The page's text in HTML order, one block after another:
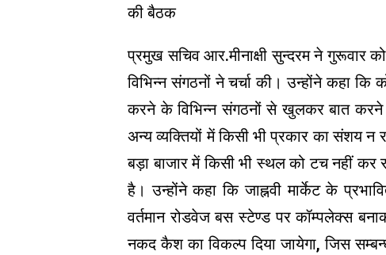
की बैठक
प्रमुख सचिव आर.मीनाक्षी सुन्दरम ने गुरूवार
विभिन्न संगठनों ने चर्चा की। उन्होंने कहा कि
करने के विभिन्न संगठनों से खुलकर बात करने के
अन्य व्यक्तियों में किसी भी प्रकार का संशय न
बड़ा बाजार में किसी भी स्थल को टच नहीं कर
है। उन्होंने कहा कि जाह्नवी मार्केट के
वर्तमान रोडवेज बस स्टेण्ड पर कॉम्पलेक्स
नकद कैश का विकल्प दिया जायेगा, जिस